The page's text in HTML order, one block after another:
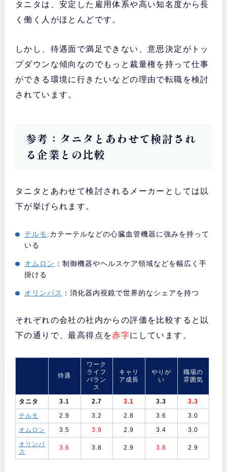
タニタは、安定した雇用体系や高い知名度から長
く働く人がほとんどです。
しかし、待遇面で満足できない、意思決定がトッ
プダウンな傾向なのでもっと裁量権を持って仕事
ができる環境に行きたいなどの理由で転職を検討
されています。
参考：タニタとあわせて検討され
る企業との比較
タニタとあわせて検討されるメーカーとしては以
下が挙げられます。
テルモ:カテーテルなどの心臓血管機器に強みを持って
いる
オムロン ：制御機器やヘルスケア領域などを幅広く手
掛ける
オリンパス ：消化器内視鏡で世界的なシェアを持つ
それぞれの会社の社内からの評価を比較すると以
下の通りで、最高得点を赤字にしています。
待遇
ワーク
ライフ
バラン
ス
キャリ
ア成長
やりが
い
職場の
雰囲気
タニタ 3.1 2.7 3.1 3.3
3.3
テルモ
2.9 3.2 2.8 3.6
3.0
オムロン
3.5 3.9 2.9 3.4
3.0
オリンパ
ス
3.6 3.8 2.9 3.8 2.9